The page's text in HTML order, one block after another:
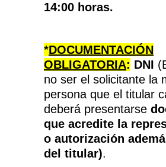
14:00 horas.
*DOCUMENTACIÓN
OBLIGATORIA: DNI
no ser el solicitante la
persona que el titular
deberá presentarse
que acredite la
o autorización
del titular).